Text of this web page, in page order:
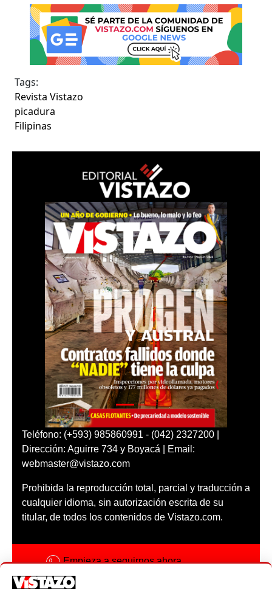
Tags:
Revista Vistazo
picadura
Filipinas
Teléfono: (+593) 985860991 - (042) 2327200 |
Dirección: Aguirre 734 y Boyacá | Email:
webmaster@vistazo.com
Prohibida la reproducción total, parcial y traducción a
cualquier idioma, sin autorización escrita de su
titular, de todos los contenidos de Vistazo.com.
Empieza a seguirnos ahora